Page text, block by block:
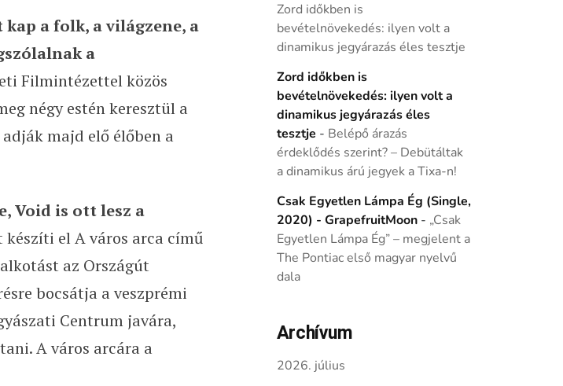
a folk, a világzene, a
a
Filmintézettel közös
négy estén keresztül a
majd elő élőben a
Void is ott lesz a
készíti el A város arca című
az Országút
bocsátja a veszprémi
Centrum javára,
A város arcára a
Zord időkben is
bevételnövekedés: ilyen volt a
dinamikus jegyárazás éles tesztje
Zord időkben is
bevételnövekedés: ilyen volt a
dinamikus jegyárazás éles
tesztje - Belépő árazás
érdeklődés szerint? – Debütáltak
a dinamikus árú jegyek a Tixa-n!
Csak Egyetlen Lámpa Ég (Single,
2020) - GrapefruitMoon- „Csak
Egyetlen Lámpa Ég” – megjelent a
The Pontiac első magyar nyelvű
dala
Archívum
2026. július